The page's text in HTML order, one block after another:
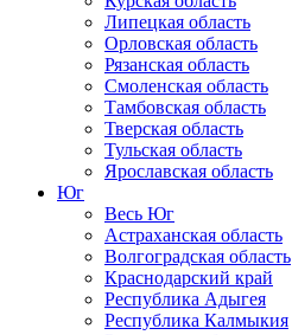
Липецкая область
Орловская область
Рязанская область
Смоленская область
Тамбовская область
Тверская область
Тульская область
Ярославская область
Юг
Весь Юг
Астраханская область
Волгоградская область
Краснодарский край
Республика Адыгея
Республика Калмыкия